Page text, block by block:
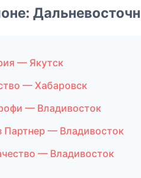
— Якутск
— Хабаровск
— Владивосток
Партнер — Владивосток
— Владивосток